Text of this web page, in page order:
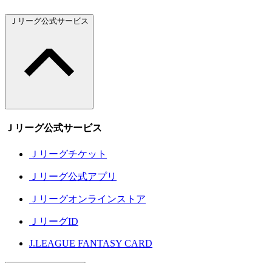
Ｊリーグ公式サービス
Ｊリーグ公式サービス
Ｊリーグチケット
Ｊリーグ公式アプリ
Ｊリーグオンラインストア
ＪリーグID
J.LEAGUE FANTASY CARD